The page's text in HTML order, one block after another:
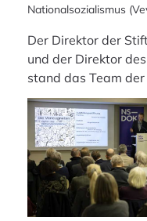
Nationalsozialismus
Der Direktor der
und der Direktor
stand das Team